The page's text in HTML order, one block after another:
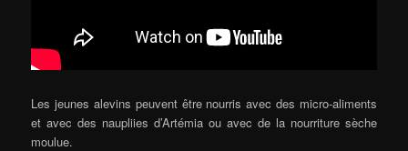
Les jeunes alevins peuvent être nourris avec des micro-aliments
et avec des naupliies d’Artémia ou avec de la nourriture sèche
moulue.